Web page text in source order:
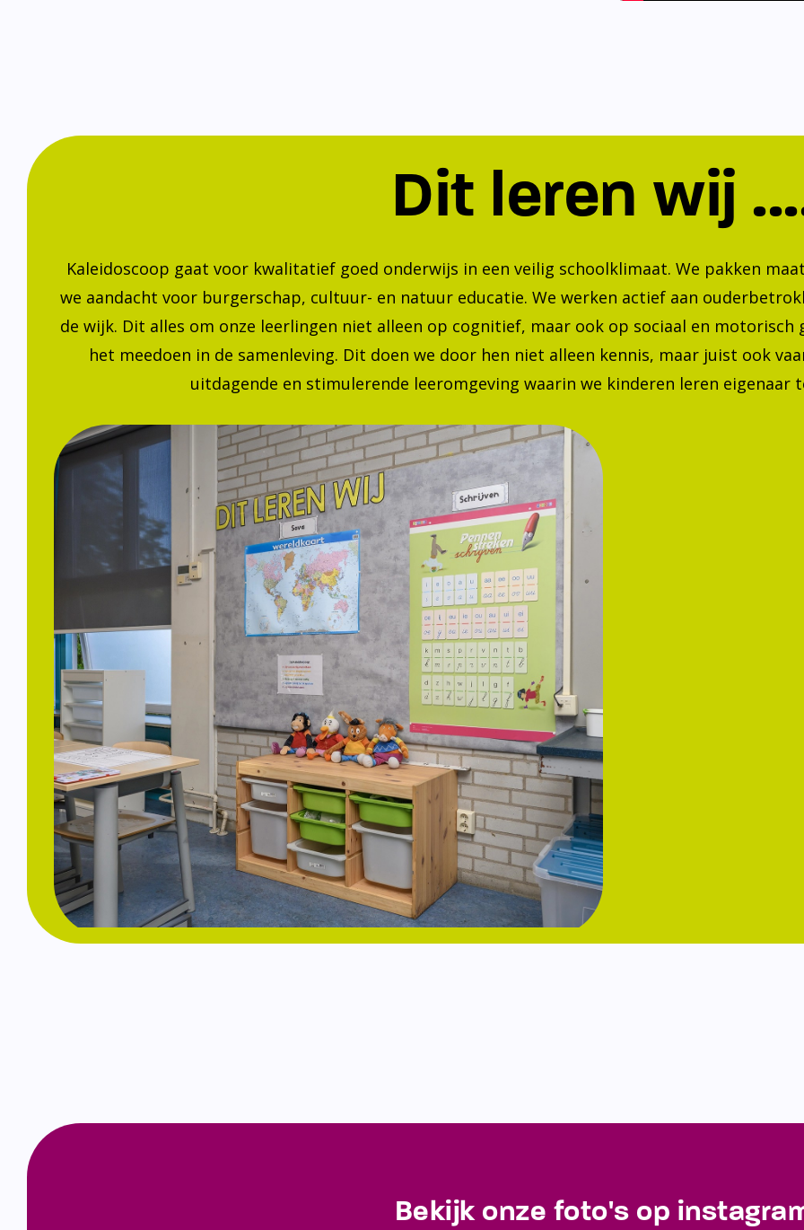
Dit leren wij
Kaleidoscoop gaat voor kwalitatief goed onderwijs in een veilig schoolklimaat. We pakken
we aandacht voor burgerschap, cultuur- en natuur educatie. We werken actief aan
de wijk. Dit alles om onze leerlingen niet alleen op cognitief, maar ook op sociaal en
het meedoen in de samenleving. Dit doen we door hen niet alleen kennis, maar juist ook
uitdagende en stimulerende leeromgeving waarin we kinderen leren eigenaar
Bekijk onze foto's op